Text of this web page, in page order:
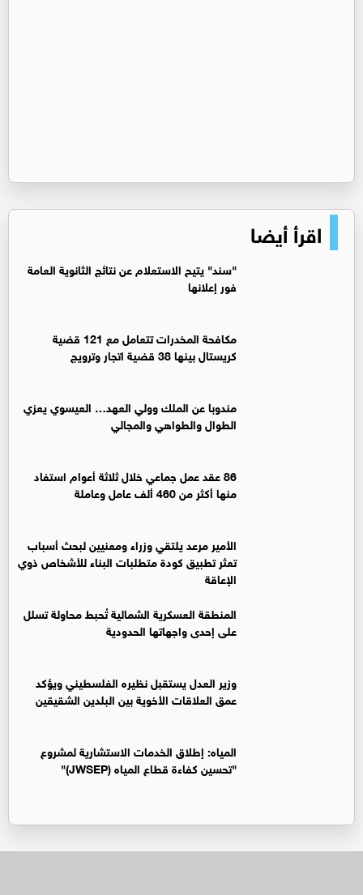
اقرأ أيضا
"سند" يتيح الاستعلام عن نتائج الثانوية العامة
فور إعلانها
مكافحة المخدرات تتعامل مع 121 قضية
كريستال بينها 38 قضية اتجار وترويج
مندوبا عن الملك وولي العهد… العيسوي يعزي
الطوال والطواهي والمجالي
86 عقد عمل جماعي خلال ثلاثة أعوام استفاد
منها أكثر من 460 ألف عامل وعاملة
الأمير مرعد يلتقي وزراء ومعنيين لبحث أسباب
تعثر تطبيق كودة متطلبات البناء للأشخاص ذوي
الإعاقة
المنطقة العسكرية الشمالية تُحبط محاولة تسلل
على إحدى واجهاتها الحدودية
وزير العدل يستقبل نظيره الفلسطيني ويؤكد
عمق العلاقات الأخوية بين البلدين الشقيقين
المياه: إطلاق الخدمات الاستشارية لمشروع
"تحسين كفاءة قطاع المياه (JWSEP)"